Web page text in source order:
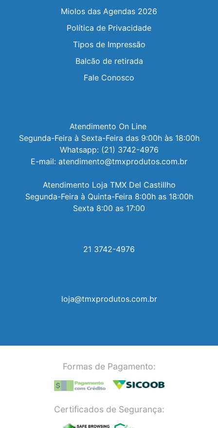
Miolos das Agendas 2026
Política de Privacidade
Tipos de Impressão
Balcão de retirada
Fale Conosco
Atendimento On Line
Segunda-Feira à Sexta-Feira das 9:00h às 18:00h
Whatsapp: (21) 3742-4976
E-mail: atendimento@tmxprodutos.com.br
Atendimento Loja TMX Del Castillho
Segunda-Feira à Quinta-Feira 8:00h as 18:00h
Sexta 8:00 as 17:00
21 3742-4976
loja@tmxprodutos.com.br
Formas de Pagamento:
Certificados de Segurança: